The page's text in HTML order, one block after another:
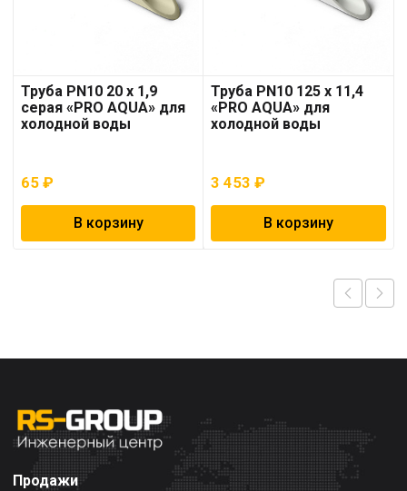
Труба PN10 20 x 1,9
серая «PRO AQUA» для
холодной воды
65 ₽
В корзину
Труба PN10 125 x 11,4
«PRO AQUA» для
холодной воды
3 453₽
В корзину
Продажи